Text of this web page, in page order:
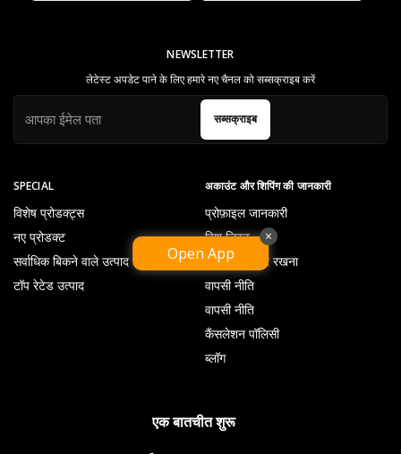
SPECIAL
विशेष प्रोडक्ट्स
नए प्रोडक्ट
सर्वाधिक बिकने वाले उत्पाद
टॉप रेटेड उत्पाद
अकाउंट और शिपिंग की जानकारी
प्रोफ़ाइल जानकारी
विश लिस्ट
ऑर्डर पर नज़र रखना
वापसी नीति
वापसी नीति
कैंसलेशन पॉलिसी
ब्लॉग
NEWSLETTER
लेटेस्ट अपडेट पाने के लिए हमारे नए चैनल को सब्सक्राइब करें
सब्सक्राइब
एक बातचीत शुरू
Open App
×